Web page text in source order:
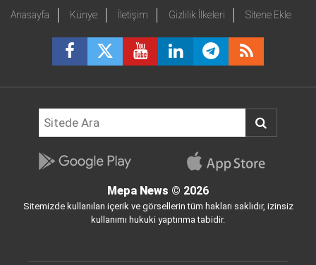
Anasayfa Künye İletişim Gizlilik İlkeleri Sitene Ekle
Mepa News © 2026
Sitemizde kullanılan içerik ve görsellerin tüm hakları saklıdır, izinsiz
kullanımı hukuki yaptırıma tabidir.